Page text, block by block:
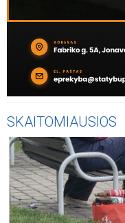
SKAITOMIAUSIOS